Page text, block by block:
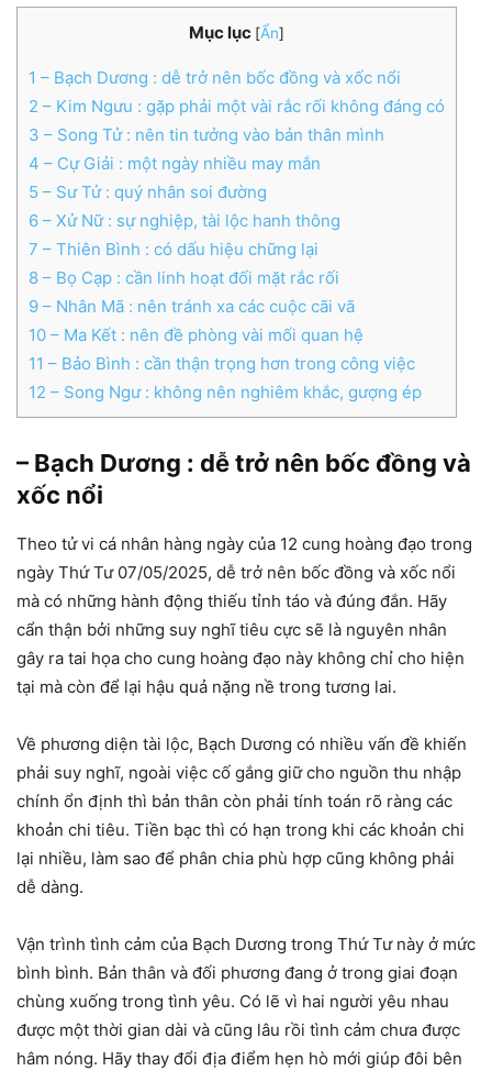
Mục lục [Ẩn]
1 – Bạch Dương : dễ trở nên bốc đồng và xốc nổi
2 – Kim Ngưu : gặp phải một vài rắc rối không đáng có
3 – Song Tử : nên tin tưởng vào bản thân mình
4 – Cự Giải : một ngày nhiều may mắn
5 – Sư Tử : quý nhân soi đường
6 – Xử Nữ : sự nghiệp, tài lộc hanh thông
7 – Thiên Bình : có dấu hiệu chững lại
8 – Bọ Cạp : cần linh hoạt đối mặt rắc rối
9 – Nhân Mã : nên tránh xa các cuộc cãi vã
10 – Ma Kết : nên đề phòng vài mối quan hệ
11 – Bảo Bình : cần thận trọng hơn trong công việc
12 – Song Ngư : không nên nghiêm khắc, gượng ép
– Bạch Dương : dễ trở nên bốc đồng và
xốc nổi
Theo tử vi cá nhân hàng ngày của 12 cung hoàng đạo trong
ngày Thứ Tư 07/05/2025, dễ trở nên bốc đồng và xốc nổi
mà có những hành động thiếu tỉnh táo và đúng đắn. Hãy
cẩn thận bởi những suy nghĩ tiêu cực sẽ là nguyên nhân
gây ra tai họa cho cung hoàng đạo này không chỉ cho hiện
tại mà còn để lại hậu quả nặng nề trong tương lai.
Về phương diện tài lộc, Bạch Dương có nhiều vấn đề khiến
phải suy nghĩ, ngoài việc cố gắng giữ cho nguồn thu nhập
chính ổn định thì bản thân còn phải tính toán rõ ràng các
khoản chi tiêu. Tiền bạc thì có hạn trong khi các khoản chi
lại nhiều, làm sao để phân chia phù hợp cũng không phải
dễ dàng.
Vận trình tình cảm của Bạch Dương trong Thứ Tư này ở mức
bình bình. Bản thân và đối phương đang ở trong giai đoạn
chùng xuống trong tình yêu. Có lẽ vì hai người yêu nhau
được một thời gian dài và cũng lâu rồi tình cảm chưa được
hâm nóng. Hãy thay đổi địa điểm hẹn hò mới giúp đôi bên